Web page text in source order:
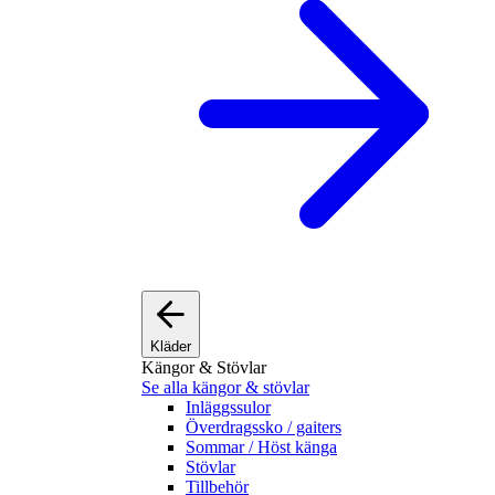
Kläder
Kängor & Stövlar
Se alla kängor & stövlar
Inläggssulor
Överdragssko / gaiters
Sommar / Höst känga
Stövlar
Tillbehör